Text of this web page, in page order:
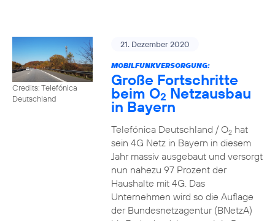
Credits: Telefónica
Deutschland
21. Dezember 2020
MOBILFUNKVERSORGUNG:
Große Fortschritte
beim O2 Netzausbau
in Bayern
Telefónica Deutschland / O2hat
sein 4G Netz in Bayern in diesem
Jahr massiv ausgebaut und versorgt
nun nahezu 97 Prozent der
Haushalte mit 4G. Das
Unternehmen wird so die Auflage
der Bundesnetzagentur (BNetzA)